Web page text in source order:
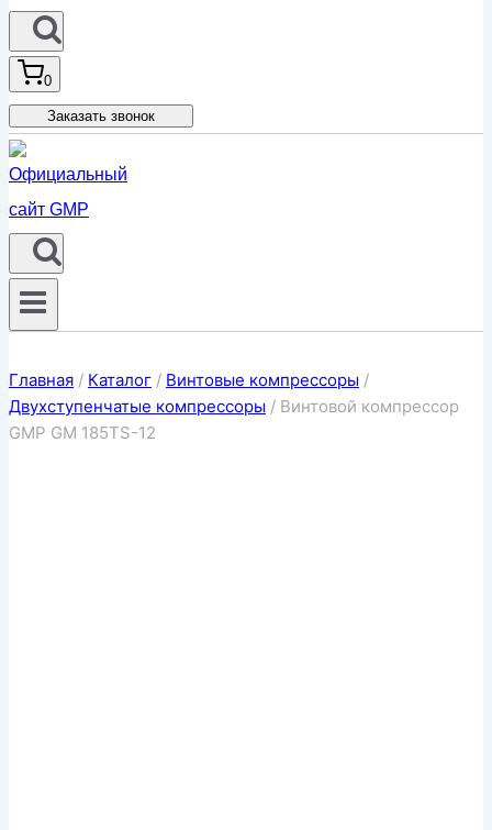
0
Заказать звонок
Главная / Каталог / Винтовые компрессоры /
Двухступенчатые компрессоры / Винтовой компрессор
GMP GM 185TS-12